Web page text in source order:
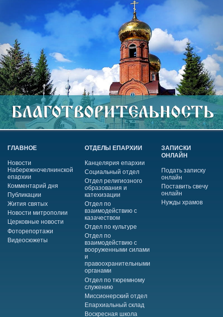
ГЛАВНОЕ
Новости
Набережночелнинской
епархии
Комментарий дня
Публикации
Жития святых
Новости митрополии
Церковные новости
Фоторепортажи
Видеосюжеты
ОТДЕЛЫ ЕПАРХИИ
Канцелярия епархии
Социальный отдел
Отдел религиозного
образования и
катехизации
Отдел по
взаимодействию с
казачеством
Отдел по культуре
Отдел по
взаимодействию с
вооруженными силами
и
правоохранительными
органами
Отдел по тюремному
служению
Миссионерский отдел
Епархиальный склад
Воскресная школа
ЗАПИСКИ
ОНЛАЙН
Подать записку
онлайн
Поставить свечу
онлайн
Нужды храмов